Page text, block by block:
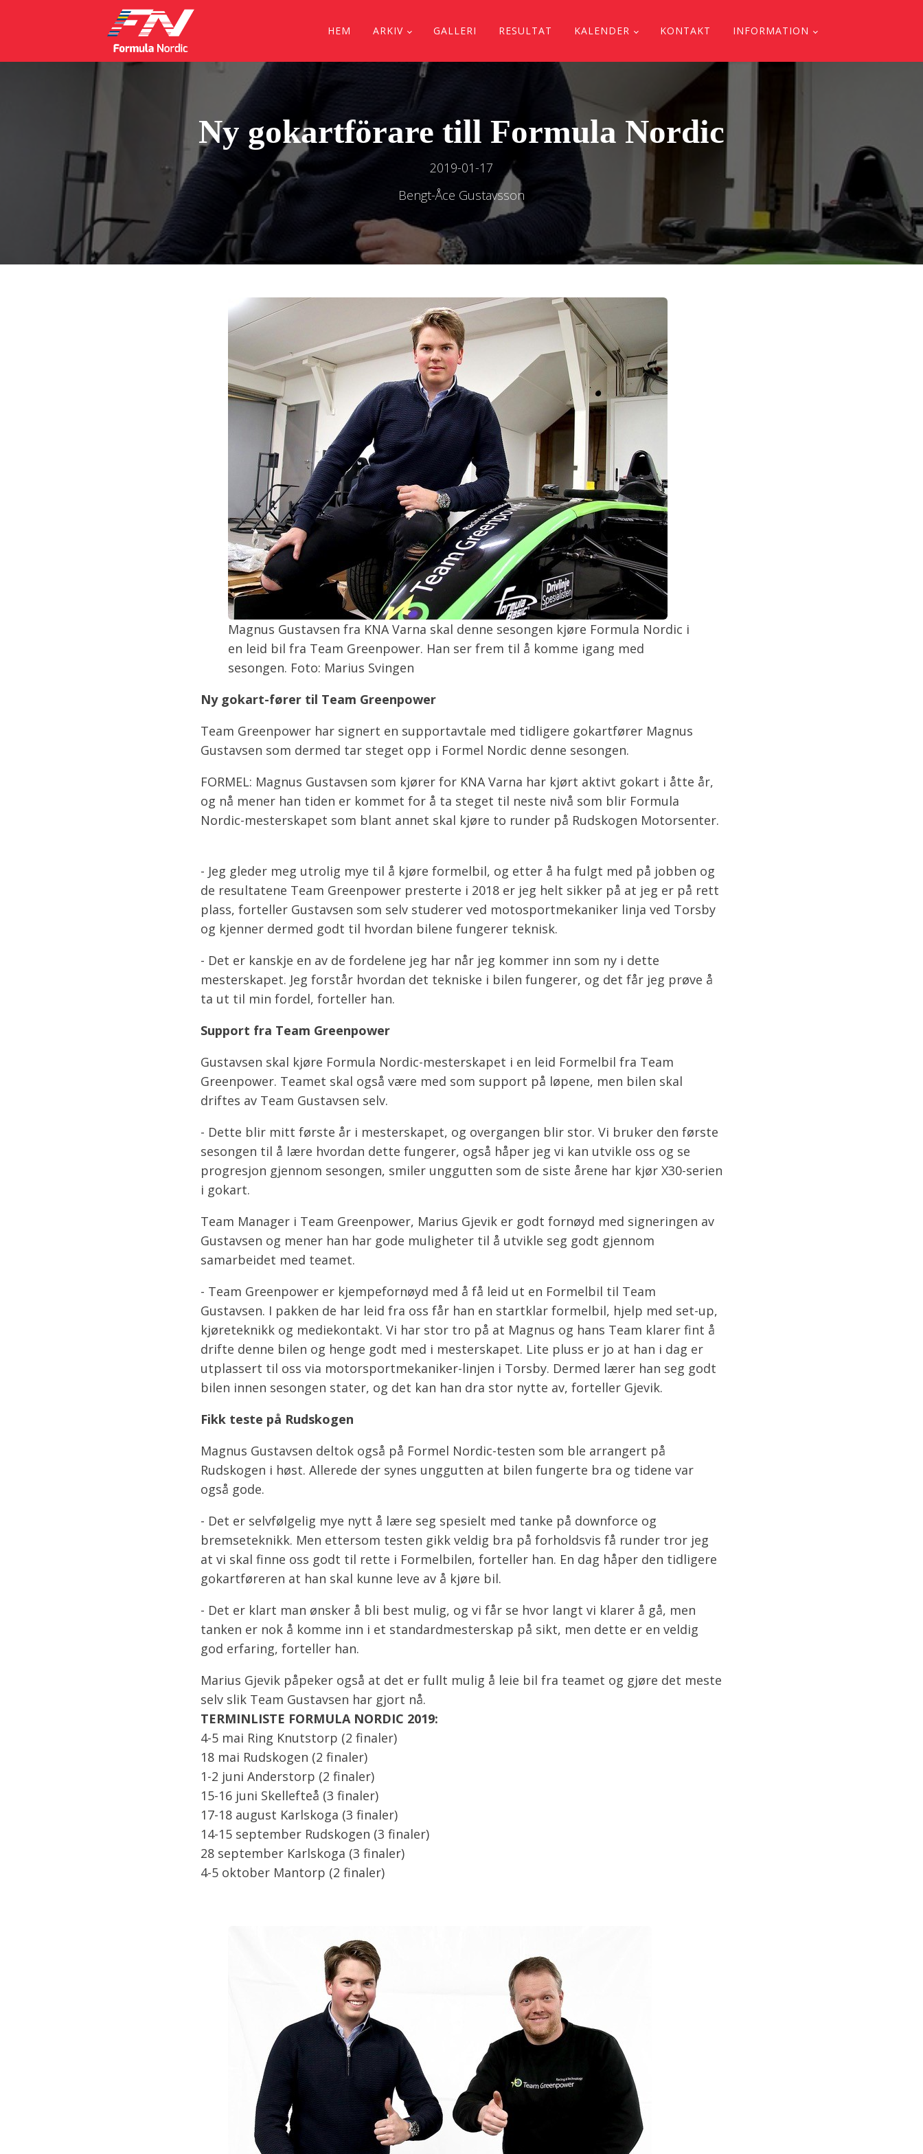
HEM ARKIV GALLERI RESULTAT KALENDER KONTAKT INFORMATION
Ny gokartförare till Formula Nordic
2019-01-17
Bengt-Åce Gustavsson
Magnus Gustavsen fra KNA Varna skal denne sesongen kjøre Formula Nordic i
en leid bil fra Team Greenpower. Han ser frem til å komme igang med
sesongen. Foto: Marius Svingen
Ny gokart-fører til Team Greenpower
Team Greenpower har signert en supportavtale med tidligere gokartfører Magnus
Gustavsen som dermed tar steget opp i Formel Nordic denne sesongen.
FORMEL: Magnus Gustavsen som kjører for KNA Varna har kjørt aktivt gokart i åtte år,
og nå mener han tiden er kommet for å ta steget til neste nivå som blir Formula
Nordic-mesterskapet som blant annet skal kjøre to runder på Rudskogen Motorsenter.
- Jeg gleder meg utrolig mye til å kjøre formelbil, og etter å ha fulgt med på jobben og
de resultatene Team Greenpower presterte i 2018 er jeg helt sikker på at jeg er på rett
plass, forteller Gustavsen som selv studerer ved motosportmekaniker linja ved Torsby
og kjenner dermed godt til hvordan bilene fungerer teknisk.
- Det er kanskje en av de fordelene jeg har når jeg kommer inn som ny i dette
mesterskapet. Jeg forstår hvordan det tekniske i bilen fungerer, og det får jeg prøve å
ta ut til min fordel, forteller han.
Support fra Team Greenpower
Gustavsen skal kjøre Formula Nordic-mesterskapet i en leid Formelbil fra Team
Greenpower. Teamet skal også være med som support på løpene, men bilen skal
driftes av Team Gustavsen selv.
- Dette blir mitt første år i mesterskapet, og overgangen blir stor. Vi bruker den første
sesongen til å lære hvordan dette fungerer, også håper jeg vi kan utvikle oss og se
progresjon gjennom sesongen, smiler unggutten som de siste årene har kjør X30-serien
i gokart.
Team Manager i Team Greenpower, Marius Gjevik er godt fornøyd med signeringen av
Gustavsen og mener han har gode muligheter til å utvikle seg godt gjennom
samarbeidet med teamet.
- Team Greenpower er kjempefornøyd med å få leid ut en Formelbil til Team
Gustavsen. I pakken de har leid fra oss får han en startklar formelbil, hjelp med set-up,
kjøreteknikk og mediekontakt. Vi har stor tro på at Magnus og hans Team klarer fint å
drifte denne bilen og henge godt med i mesterskapet. Lite pluss er jo at han i dag er
utplassert til oss via motorsportmekaniker-linjen i Torsby. Dermed lærer han seg godt
bilen innen sesongen stater, og det kan han dra stor nytte av, forteller Gjevik.
Fikk teste på Rudskogen
Magnus Gustavsen deltok også på Formel Nordic-testen som ble arrangert på
Rudskogen i høst. Allerede der synes unggutten at bilen fungerte bra og tidene var
også gode.
- Det er selvfølgelig mye nytt å lære seg spesielt med tanke på downforce og
bremseteknikk. Men ettersom testen gikk veldig bra på forholdsvis få runder tror jeg
at vi skal finne oss godt til rette i Formelbilen, forteller han. En dag håper den tidligere
gokartføreren at han skal kunne leve av å kjøre bil.
- Det er klart man ønsker å bli best mulig, og vi får se hvor langt vi klarer å gå, men
tanken er nok å komme inn i et standardmesterskap på sikt, men dette er en veldig
god erfaring, forteller han.
Marius Gjevik påpeker også at det er fullt mulig å leie bil fra teamet og gjøre det meste
selv slik Team Gustavsen har gjort nå.
TERMINLISTE FORMULA NORDIC 2019:
4-5 mai Ring Knutstorp (2 finaler)
18 mai Rudskogen (2 finaler)
1-2 juni Anderstorp (2 finaler)
15-16 juni Skellefteå (3 finaler)
17-18 august Karlskoga (3 finaler)
14-15 september Rudskogen (3 finaler)
28 september Karlskoga (3 finaler)
4-5 oktober Mantorp (2 finaler)